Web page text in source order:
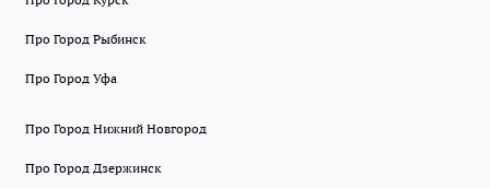
Про Город Рыбинск
Про Город Уфа
Про Город Нижний Новгород
Про Город Дзержинск